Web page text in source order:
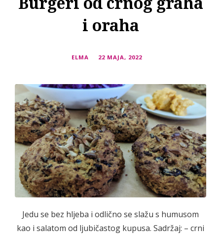
i oraha
ELMA 22 MAJA, 2022
Jedu se bez hljeba i odlično se slažu s humusom
kao i salatom od ljubičastog kupusa. Sadržaj: – crni